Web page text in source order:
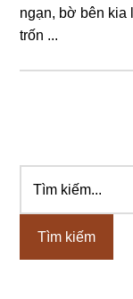
ngạn, bờ bên kia
trốn ...
Sidebar
chính
kiếm...